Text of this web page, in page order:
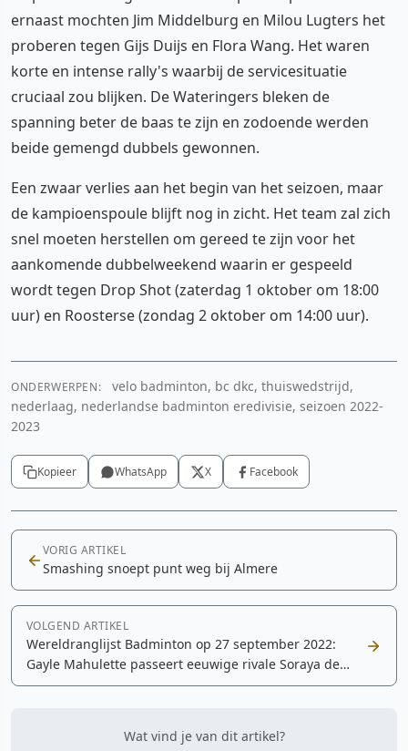
ernaast mochten Jim Middelburg en Milou Lugters het
proberen tegen Gijs Duijs en Flora Wang. Het waren
korte en intense rally's waarbij de servicesituatie
cruciaal zou blijken. De Wateringers bleken de
spanning beter de baas te zijn en zodoende werden
beide gemengd dubbels gewonnen.
Een zwaar verlies aan het begin van het seizoen, maar
de kampioenspoule blijft nog in zicht. Het team zal zich
snel moeten herstellen om gereed te zijn voor het
aankomende dubbelweekend waarin er gespeeld
wordt tegen Drop Shot (zaterdag 1 oktober om 18:00
uur) en Roosterse (zondag 2 oktober om 14:00 uur).
ONDERWERPEN:
velo badminton, bc dkc, thuiswedstrijd,
nederlaag, nederlandse badminton eredivisie, seizoen 2022-
2023
Kopieer WhatsApp X Facebook
VORIG ARTIKEL
Smashing snoept punt weg bij Almere
VOLGEND ARTIKEL
Wereldranglijst Badminton op 27 september 2022:
Gayle Mahulette passeert eeuwige rivale Soraya de
Visch Eijbergen
Wat vind je van dit artikel?